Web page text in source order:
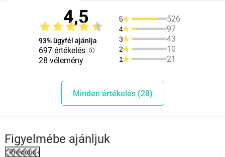
4,5
93% ügyfél ajánlja
697 értékelés
28 vélemény
5 526
4 97
3 43
2 10
1 21
Minden értékelés (28)
Figyelmébe ajánljuk
Previous